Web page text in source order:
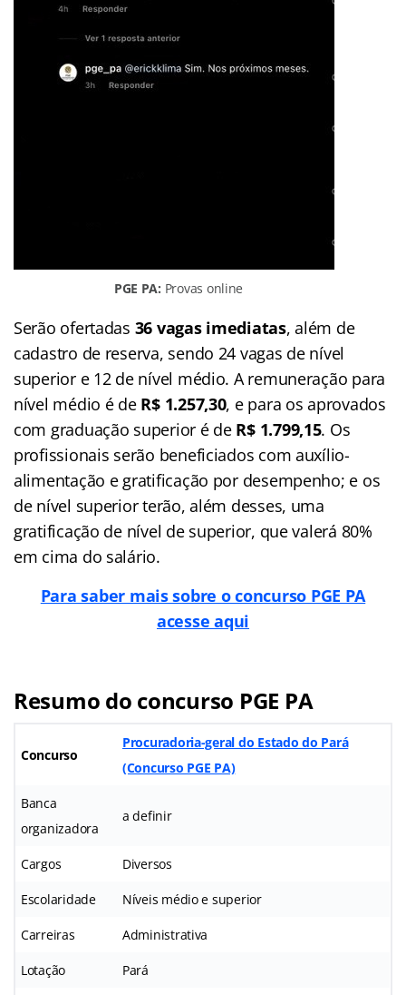
PGE PA: Provas online
Serão ofertadas 36 vagas imediatas, além de
cadastro de reserva, sendo 24 vagas de nível
superior e 12 de nível médio. A remuneração para
nível médio é de R$ 1.257,30, e para os aprovados
com graduação superior é deR$ 1.799,15. Os
profissionais serão beneficiados com auxílio-
alimentação e gratificação por desempenho; e os
de nível superior terão, além desses, uma
gratificação de nível de superior, que valerá 80%
em cima do salário.
Para saber mais sobre o concurso PGE PA
acesse aqui
Resumo do concurso PGE PA
Concurso
Procuradoria-geral do Estado do Pará
(Concurso PGE PA)
Banca
organizadora
a definir
Cargos Diversos
Escolaridade Níveis médio e superior
Carreiras Administrativa
Lotação Pará